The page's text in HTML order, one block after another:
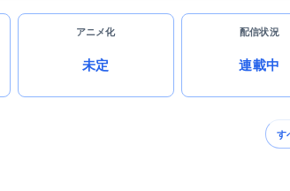
アニメ化
未定
配信状況
連載中
す